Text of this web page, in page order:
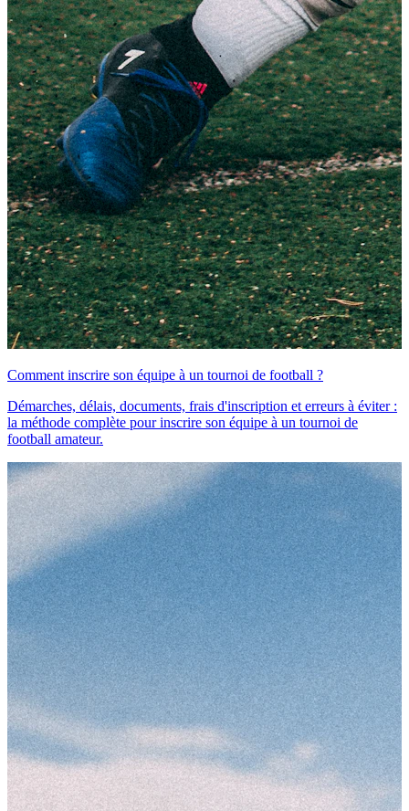
Comment inscrire son équipe à un tournoi de football ?
Démarches, délais, documents, frais d'inscription et erreurs à éviter :
la méthode complète pour inscrire son équipe à un tournoi de
football amateur.